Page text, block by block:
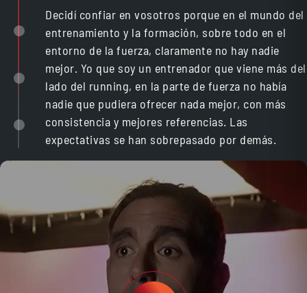
Decidí confiar en vosotros porque en el mundo del
entrenamiento y la formación, sobre todo en el
entorno de la fuerza, claramente no hay nadie
mejor. Yo que soy un entrenador que viene más del
lado del running, en la parte de fuerza no había
nadie que pudiera ofrecer nada mejor, con más
consistencia y mejores referencias. Las
expectativas se han sobrepasado por demás.